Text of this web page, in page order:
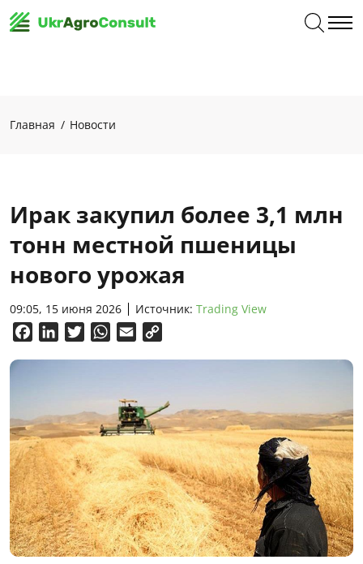
Главная Новости
Ирак закупил более 3,1 млн
тонн местной пшеницы
нового урожая
09:05, 15 июня 2026 Источник: Trading View
FacebookLinkedInTwitterWhatsApp
Email